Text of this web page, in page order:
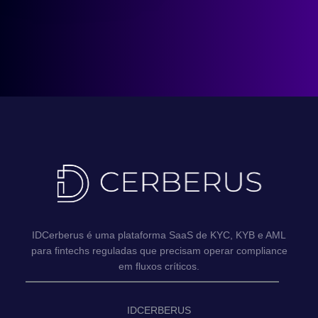
IDCerberus é uma plataforma SaaS de KYC, KYB e AML
para fintechs reguladas que precisam operar compliance
em fluxos críticos.
IDCERBERUS